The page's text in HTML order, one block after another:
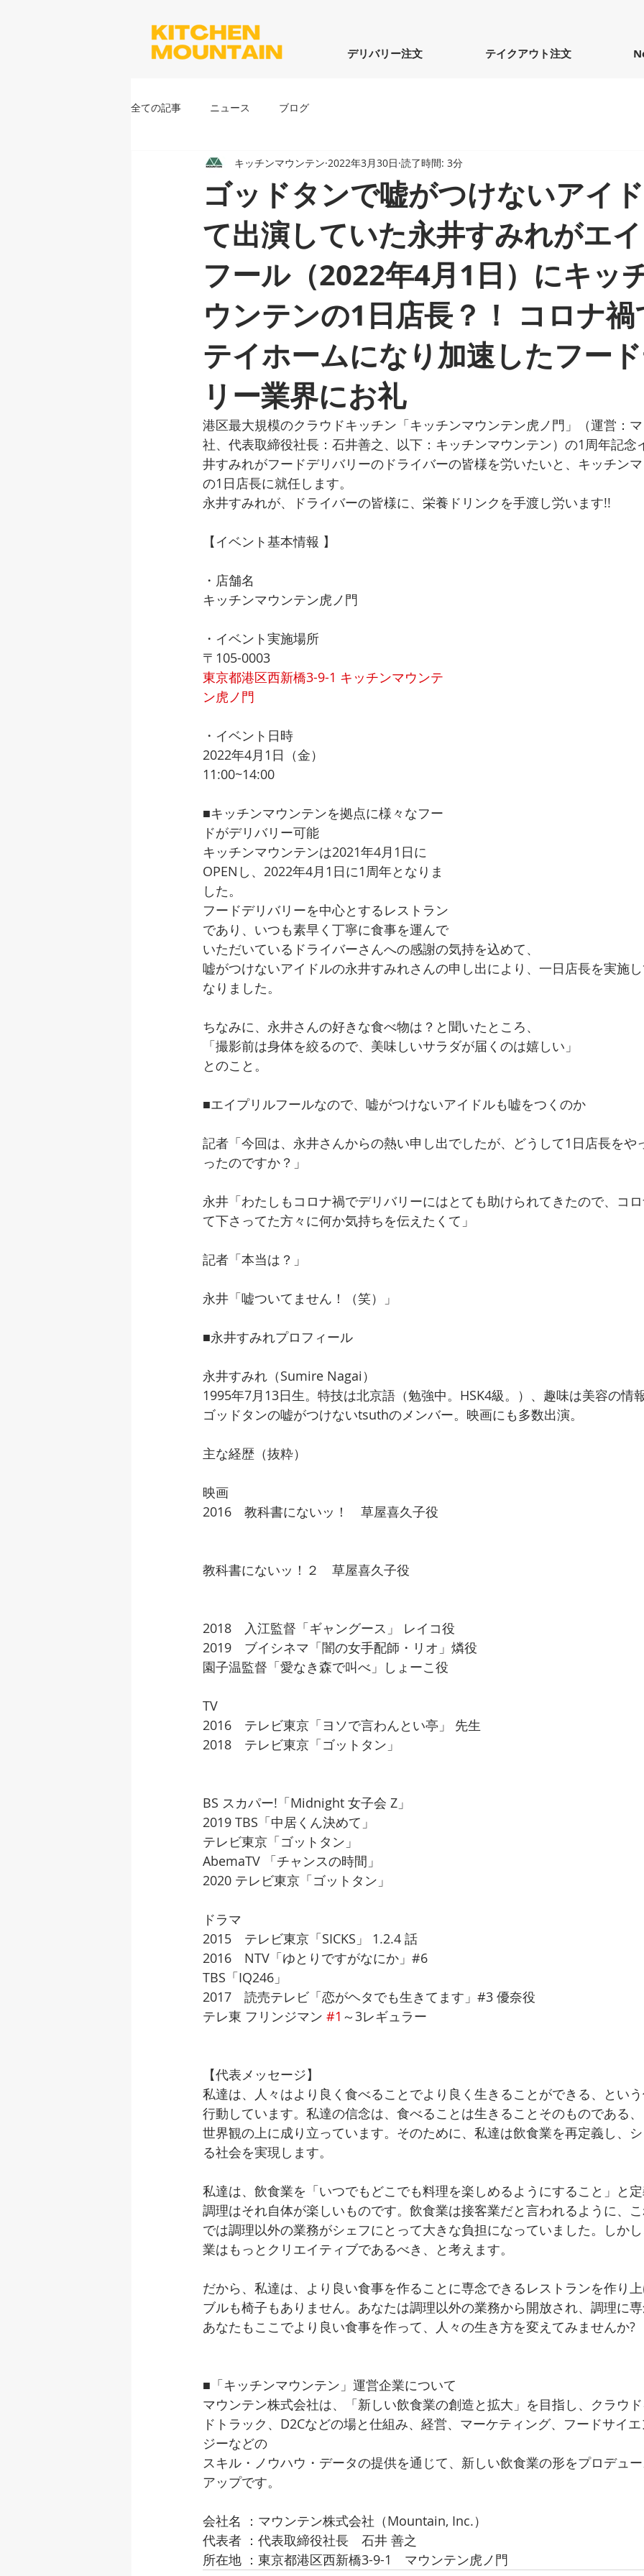
デリバリー注文 テイクアウト注文
全ての記事 ニュース ブログ
ゴッドタンで嘘がつけないアイ
て出演していた永井すみれがエ
フール（2022年4月1日）にキッ
ウンテンの1日店長？！ コロナ
テイホームになり加速したフー
リー業界にお礼
キッチンマウンテン 2022年3月30日 読了時間: 3分
港区最大規模のクラウドキッチン「キッチンマウンテン虎ノ門」（運営：
社、代表取締役社長：石井善之、以下：キッチンマウンテン）の1周年記念
井すみれがフードデリバリーのドライバーの皆様を労いたいと、キッチン
の1日店長に就任します。
永井すみれが、ドライバーの皆様に、栄養ドリンクを手渡し労います!!
【イベント基本情報 】
・店舗名
キッチンマウンテン虎ノ門
・イベント実施場所
〒105-0003
東京都港区西新橋3-9-1 キッチンマウンテ
ン虎ノ門
・イベント日時
2022年4月1日（金）
11:00~14:00
■キッチンマウンテンを拠点に様々なフー
ドがデリバリー可能
キッチンマウンテンは2021年4月1日に
OPENし、2022年4月1日に1周年となりま
した。
フードデリバリーを中心とするレストラン
であり、いつも素早く丁寧に食事を運んで
いただいているドライバーさんへの感謝の気持を込めて、
嘘がつけないアイドルの永井すみれさんの申し出により、一日店長を実施
なりました。
ちなみに、永井さんの好きな食べ物は？と聞いたところ、
「撮影前は身体を絞るので、美味しいサラダが届くのは嬉しい」
とのこと。
■エイプリルフールなので、嘘がつけないアイドルも嘘をつくのか
記者「今回は、永井さんからの熱い申し出でしたが、どうして1日店長をや
ったのですか？」
永井「わたしもコロナ禍でデリバリーにはとても助けられてきたので、コ
て下さってた方々に何か気持ちを伝えたくて」
記者「本当は？」
永井「嘘ついてません！（笑）」
■永井すみれプロフィール
永井すみれ（Sumire Nagai）
1995年7月13日生。特技は北京語（勉強中。HSK4級。）、趣味は美容の情
ゴッドタンの嘘がつけないtsuthのメンバー。映画にも多数出演。
主な経歴（抜粋）
映画
2016　教科書にないッ！　草屋喜久子役
教科書にないッ！２　草屋喜久子役
2018　入江監督「ギャングース」 レイコ役
2019　ブイシネマ「闇の女手配師・リオ」燐役
園子温監督「愛なき森で叫べ」しょーこ役
TV
2016　テレビ東京「ヨソで言わんとい亭」 先生
2018　テレビ東京「ゴットタン」
BS スカパー!「Midnight 女子会 Z」
2019 TBS「中居くん決めて」
テレビ東京「ゴットタン」
AbemaTV 「チャンスの時間」
2020 テレビ東京「ゴットタン」
ドラマ
2015　テレビ東京「SICKS」 1.2.4 話
2016　NTV「ゆとりですがなにか」#6
TBS「IQ246」
2017　読売テレビ「恋がヘタでも生きてます」#3 優奈役
テレ東 フリンジマン #1 ～3レギュラー
【代表メッセージ】
私達は、人々はより良く食べることでより良く生きることができる、とい
行動しています。私達の信念は、食べることは生きることそのものである
世界観の上に成り立っています。そのために、私達は飲食業を再定義し、
る社会を実現します。
私達は、飲食業を「いつでもどこでも料理を楽しめるようにすること」と
調理はそれ自体が楽しいものです。飲食業は接客業だと言われるように、
では調理以外の業務がシェフにとって大きな負担になっていました。しか
業はもっとクリエイティブであるべき、と考えます。
だから、私達は、より良い食事を作ることに専念できるレストランを作り
ブルも椅子もありません。あなたは調理以外の業務から開放され、調理に
あなたもここでより良い食事を作って、人々の生き方を変えてみませんか?
■「キッチンマウンテン」運営企業について
マウンテン株式会社は、「新しい飲食業の創造と拡大」を目指し、クラウ
ドトラック、D2Cなどの場と仕組み、経営、マーケティング、フードサイ
ジーなどの
スキル・ノウハウ・データの提供を通じて、新しい飲食業の形をプロデュ
アップです。
会社名 ：マウンテン株式会社（Mountain, Inc.）
代表者 ：代表取締役社長　石井 善之
所在地 ：東京都港区西新橋3-9-1　マウンテン虎ノ門